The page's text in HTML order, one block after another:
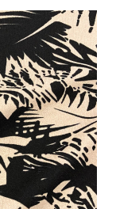
ニ
ュ
ー
を
開
く